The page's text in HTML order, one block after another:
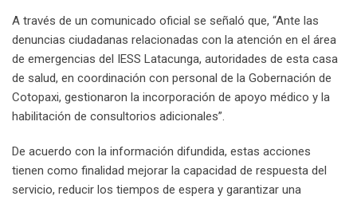
A través de un comunicado oficial se señaló que, “Ante las
denuncias ciudadanas relacionadas con la atención en el área
de emergencias del IESS Latacunga, autoridades de esta casa
de salud, en coordinación con personal de la Gobernación de
Cotopaxi, gestionaron la incorporación de apoyo médico y la
habilitación de consultorios adicionales”.
De acuerdo con la información difundida, estas acciones
tienen como finalidad mejorar la capacidad de respuesta del
servicio, reducir los tiempos de espera y garantizar una